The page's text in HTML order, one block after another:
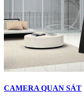
CAMERA QUAN SÁT